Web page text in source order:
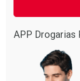
Comprar sem
Comprar sem
APP Drogarias